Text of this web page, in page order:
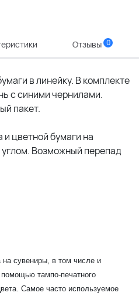
Отзывы 0
в линейку. В комплекте
с синими чернилами.
пакет.
цветной бумаги на
Возможный перепад
на сувениры, в том числе и
тампо-печатного
Самое часто используемое